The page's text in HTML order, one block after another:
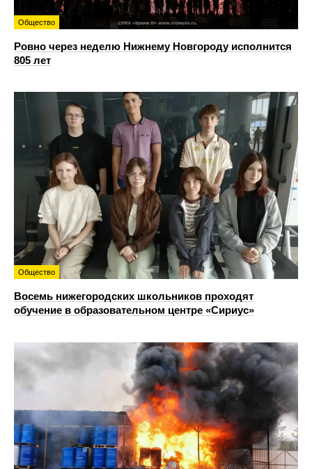
Общество
Ровно через неделю Нижнему Новгороду исполнится
805 лет
Общество
Восемь нижегородских школьников проходят
обучение в образовательном центре «Сириус»